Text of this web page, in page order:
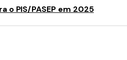
o PIS/PASEP em 2025